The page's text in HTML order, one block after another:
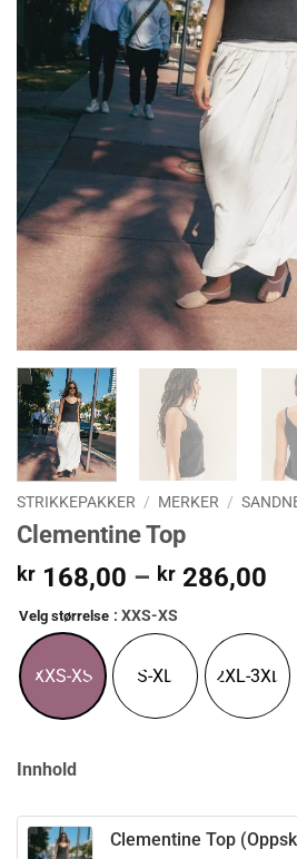
STRIKKEPAKKER / MERKER /
Clementine Top
kr 168,00 – kr 286,00
til
Velg størrelse : XXS-XS
XXS-XS S-XL 2XL-3XL
Innhold
Clementine Top